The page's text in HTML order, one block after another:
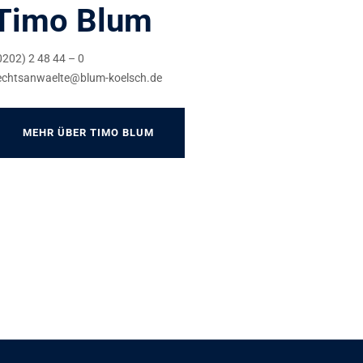
Blum
2 48 44 – 0
koelsch.de
MEHR ÜBER TIMO BLUM